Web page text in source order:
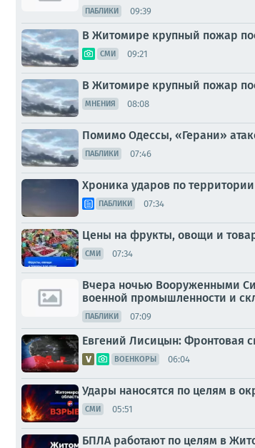
ПАБЛИКИ 09:39
В Житомире крупный пожар
СМИ 09:21
В Житомире крупный пожар
МНЕНИЯ 08:08
Помимо Одессы, «Герани»
ПАБЛИКИ 07:46
Хроника ударов по территории
ПАБЛИКИ 07:34
Цены на фрукты, овощи и
СМИ 07:34
Вчера ночью Вооруженными
военной промышленности и
ПАБЛИКИ 07:09
Евгений Лисицын: Фронтовая
ВОЕНКОРЫ 06:04
Удары наносятся по целям в
СМИ 05:51
БПЛА работают по целям в